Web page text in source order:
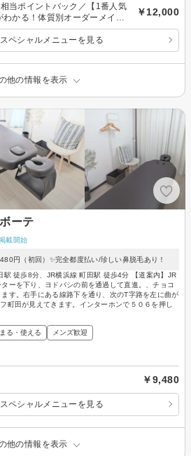
当ポイントバック／【1番人気
かる！体質別オーダーメイド
90分
￥12,000
ペシャルメニューを見る
他の情報を表示
ーテ
載開始
円（初回）✨完全都度払い/珍しい鼻脱毛あり！
駅 徒歩8分、JR横浜線 町田駅 徒歩4分 【道案内】JR
ーを下り、ヨドバシの前を通過して直進。、チョコ
す。右手にある線路下を通り、次のT字路を左に曲が
町田が見えてきます。インターホンで５０６を押し
る・使える メンズ歓迎
￥9,480
ペシャルメニューを見る
他の情報を表示